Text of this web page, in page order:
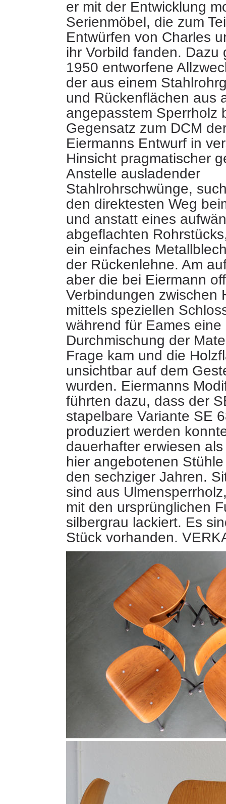
er mit der Entwicklung
Serienmöbel, die zum
Entwürfen von Charles
ihr Vorbild fanden. Dazu
1950 entworfene
der aus einem
und Rückenflächen aus
angepasstem Sperrholz
Gegensatz zum DCM
Eiermanns Entwurf in
Hinsicht pragmatischer
Anstelle ausladender
Stahlrohrschwünge,
den direktesten Weg
und anstatt eines
abgeflachten
ein einfaches
der Rückenlehne. Am
aber die bei Eiermann
Verbindungen zwischen
mittels speziellen
während für Eames eine
Durchmischung der
Frage kam und die
unsichtbar auf dem
wurden. Eiermanns
führten dazu, dass der
stapelbare Variante SE
produziert werden
dauerhafter erwiesen
hier angebotenen
den sechziger Jahren.
sind aus
mit den ursprünglichen
silbergrau lackiert. Es
Stück vorhanden.